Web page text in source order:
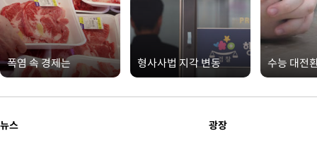
폭염 속 경제는 형사사법 지각 변동 수능 대전
뉴스 광장